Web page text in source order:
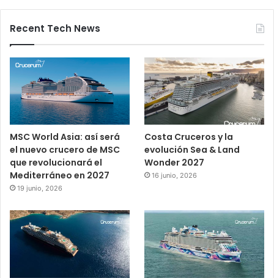
Recent Tech News
MSC World Asia: así será
el nuevo crucero de MSC
que revolucionará el
Mediterráneo en 2027
19 junio, 2026
Costa Cruceros y la
evolución Sea & Land
Wonder 2027
16 junio, 2026